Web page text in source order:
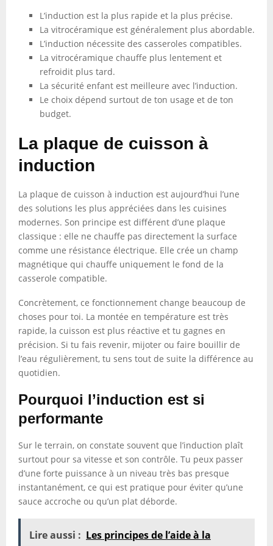
L’induction est la plus rapide et la plus précise.
La vitrocéramique est généralement plus abordable.
L’induction nécessite des casseroles compatibles.
La vitrocéramique chauffe plus lentement et
refroidit plus tard.
La sécurité enfant est meilleure avec l’induction.
Le choix dépend surtout de ton usage et de ton
budget.
La plaque de cuisson à
induction
La plaque de cuisson à induction est aujourd’hui l’une
des solutions les plus appréciées dans les cuisines
modernes. Son principe est différent d’une plaque
classique : elle ne chauffe pas directement la surface
comme une résistance électrique. Elle crée un champ
magnétique qui chauffe uniquement le fond de la
casserole compatible.
Concrètement, ce fonctionnement change beaucoup de
choses pour toi. La montée en température est très
rapide, la cuisson est plus réactive et tu gagnes en
précision. Si tu fais revenir, mijoter ou faire bouillir de
l’eau régulièrement, tu sens tout de suite la différence au
quotidien.
Pourquoi l’induction est si
performante
Sur le terrain, on constate souvent que l’induction plaît
surtout pour sa vitesse et son contrôle. Tu peux passer
d’une forte puissance à un niveau très bas presque
instantanément, ce qui est pratique pour éviter qu’une
sauce accroche ou qu’un plat déborde.
Lire aussi : Les principes de l’aide à la